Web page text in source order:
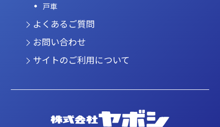
戸車
よくあるご質問
お問い合わせ
サイトのご利用について